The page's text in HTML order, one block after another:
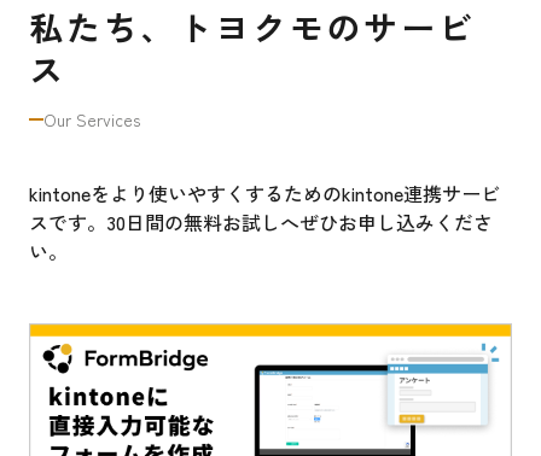
私たち、トヨクモのサービ
ス
Our Services
kintoneをより使いやすくするためのkintone連携サービ
スです。30日間の無料お試しへぜひお申し込みくださ
い。